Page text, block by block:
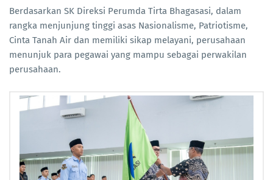
Berdasarkan SK Direksi Perumda Tirta Bhagasasi, dalam
rangka menjunjung tinggi asas Nasionalisme, Patriotisme,
Cinta Tanah Air dan memiliki sikap melayani, perusahaan
menunjuk para pegawai yang mampu sebagai perwakilan
perusahaan.